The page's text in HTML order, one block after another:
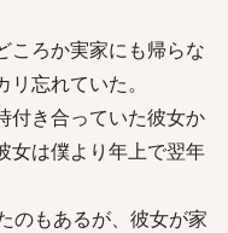
ころか実家にも帰らな
忘れていた。
付き合っていた彼女か
女は僕より年上で翌年
のもあるが、彼女が家